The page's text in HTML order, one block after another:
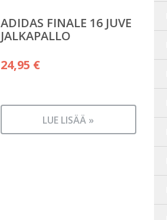
ADIDAS FINALE 16 JUVE
JALKAPALLO
24,95 €
LUE LISÄÄ »